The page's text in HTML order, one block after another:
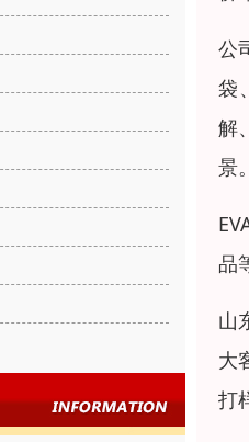
公
袋
解
景
品
山
大
打